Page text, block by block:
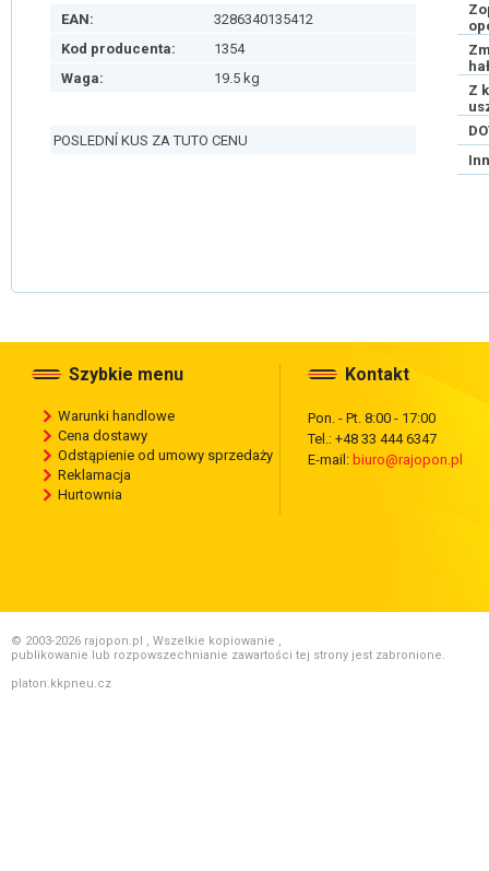
EAN:
3286340135412
Kod producenta:
1354
Waga:
19.5 kg
POSLEDNÍ KUS ZA TUTO CENU
Z
Szybkie menu
Warunki handlowe
Cena dostawy
Odstąpienie od umowy sprzedaży
Reklamacja
Hurtownia
Kontakt
Pon. - Pt. 8:00 - 17:00
Tel.: +48 33 444 6347
E-mail: biuro@rajopon.pl
© 2003-2026 rajopon.pl , Wszelkie kopiowanie ,
publikowanie lub rozpowszechnianie zawartości tej strony jest zabronione.
platon.kkpneu.cz